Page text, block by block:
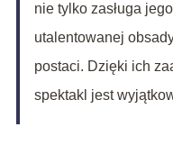
nie tylko zasługa
utalentowanej
postaci. Dzięki ich
spektakl jest